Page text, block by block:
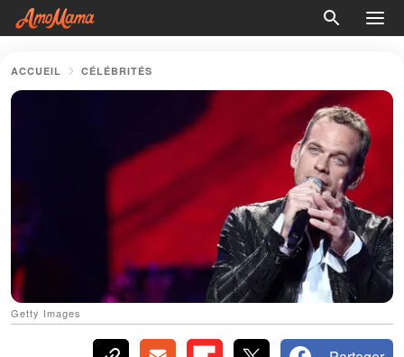
ACCUEIL CÉLÉBRITÉS
Getty Images